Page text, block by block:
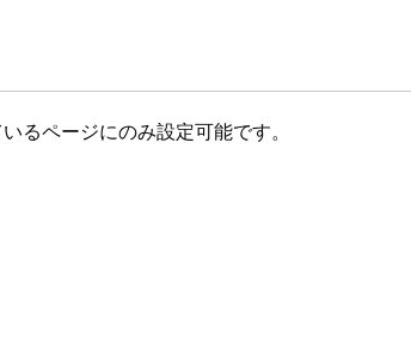
るページにのみ設定可能です。